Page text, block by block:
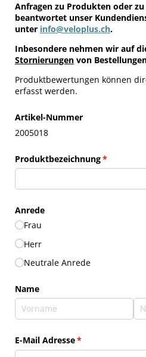
Anfragen zu Produkten oder
beantwortet unser
unter info@veloplus.ch.
Inbesondere nehmen wir auf
Stornierungen von
Produktbewertungen können
erfasst werden.
Artikel-Nummer
2005018
Produktbezeichnung*
Anrede
Frau
Herr
Neutrale Anrede
Name
E-Mail Adresse*
(erforderlich)